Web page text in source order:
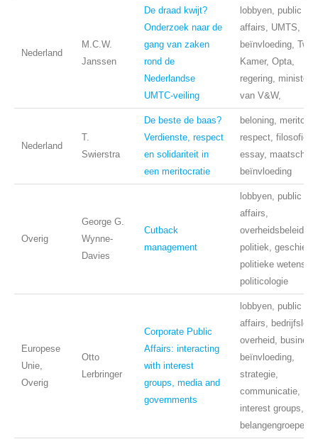
Nederland
M.C.W.
Janssen
De draad kwijt?
Onderzoek naar de
gang van zaken
rond de
Nederlandse
UMTC-veiling
lobbyen, public
affairs, UMTS,
beïnvloeding,
Kamer, Opta,
regering, ministerie
van V&W,
Nederland
T.
Swierstra
De beste de baas?
Verdienste, respect
en solidariteit in
een meritocratie
beloning,
respect, filosofie,
essay,
beïnvloeding
Overig
George G.
Wynne-
Davies
Cutback
management
lobbyen, public
affairs,
overheidsbeleid,
politiek,
politieke
politicologie
Europese
Unie,
Overig
Otto
Lerbringer
Corporate Public
Affairs: interacting
with interest
groups, media and
governments
lobbyen, public
affairs,
overheid,
beïnvloeding,
strategie,
communicatie,
interest groups,
belangengroepen